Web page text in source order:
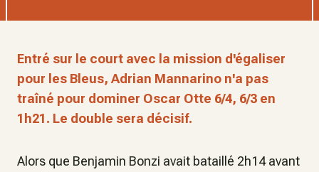
Entré sur le court avec la mission d'égaliser
pour les Bleus, Adrian Mannarino n'a pas
traîné pour dominer Oscar Otte 6/4, 6/3 en
1h21. Le double sera décisif.
Alors que Benjamin Bonzi avait bataillé 2h14 avant